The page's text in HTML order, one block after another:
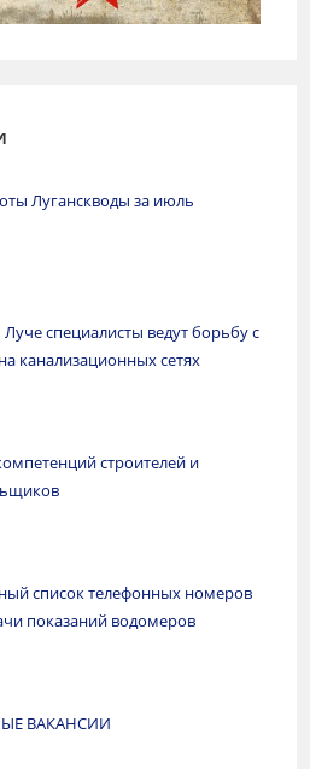
Луганскводы за июль
специалисты ведут борьбу с
канализационных сетях
строителей и
список телефонных номеров
показаний водомеров
ВАКАНСИИ